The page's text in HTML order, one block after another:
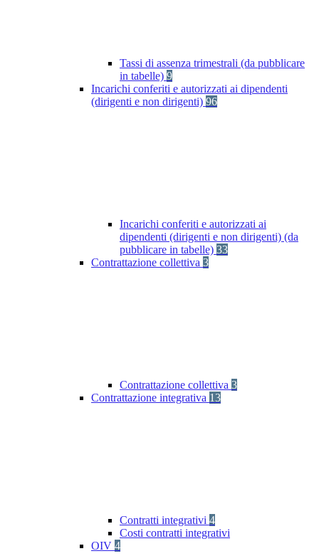
Tassi di assenza trimestrali (da pubblicare
in tabelle) 9
Incarichi conferiti e autorizzati ai dipendenti
(dirigenti e non dirigenti) 96
Incarichi conferiti e autorizzati ai
dipendenti (dirigenti e non dirigenti) (da
pubblicare in tabelle) 33
Contrattazione collettiva 3
Contrattazione collettiva 3
Contrattazione integrativa 13
Contratti integrativi 4
Costi contratti integrativi
OIV 4